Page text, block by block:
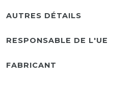
AUTRES DÉTAILS
RESPONSABLE DE L'UE
FABRICANT